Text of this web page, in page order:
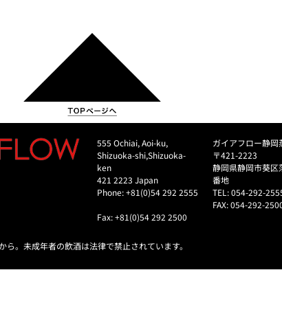
555 Ochiai, Aoi-ku,
Shizuoka-shi,Shizuoka-
ken
421 2223 Japan
Phone: +81(0)54 292 2555
Fax: +81(0)54 292 2500
ガイアフロー静岡
〒421-2223
静岡県静岡市葵区
番地
TEL: 054-292-
FAX: 054-292-
ら。未成年者の飲酒は法律で禁止されています。